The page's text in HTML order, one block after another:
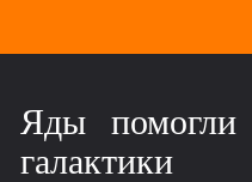
Яды помогли
галактики